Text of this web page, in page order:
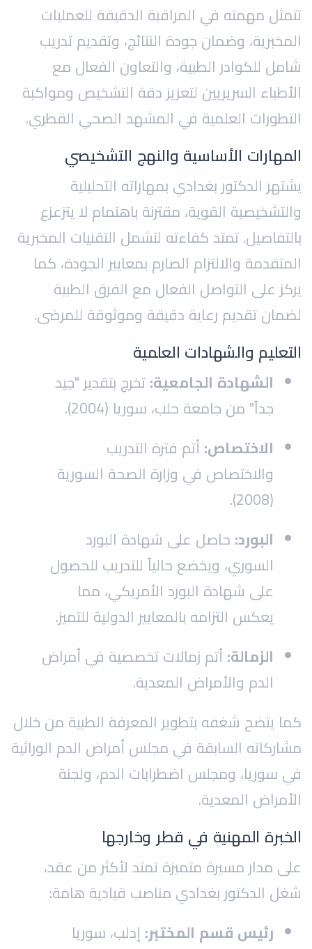
تتمثل مهمته في المراقبة الدقيقة للعمليات
المخبرية، وضمان جودة النتائج، وتقديم تدريب
شامل للكوادر الطبية، والتعاون الفعال مع
الأطباء السريريين لتعزيز دقة التشخيص ومواكبة
التطورات العلمية في المشهد الصحي القطري.
المهارات الأساسية والنهج التشخيصي
يشتهر الدكتور بغدادي بمهاراته التحليلية
والتشخيصية القوية، مقترنة باهتمام لا يتزعزع
بالتفاصيل. تمتد كفاءته لتشمل التقنيات المخبرية
المتقدمة والالتزام الصارم بمعايير الجودة، كما
يركز على التواصل الفعال مع الفرق الطبية
لضمان تقديم رعاية دقيقة وموثوقة للمرضى.
التعليم والشهادات العلمية
الشهادة الجامعية:تخرج بتقدير "جيد
جداً" من جامعة حلب، سوريا (2004).
الاختصاص: أتم فترة التدريب
والاختصاص في وزارة الصحة السورية
(2008).
البورد: حاصل على شهادة البورد
السوري، ويخضع حالياً للتدريب للحصول
على شهادة البورد الأمريكي، مما
يعكس التزامه بالمعايير الدولية للتميز.
الزمالة: أتم زمالات تخصصية في أمراض
الدم والأمراض المعدية.
كما يتضح شغفه بتطوير المعرفة الطبية من خلال
مشاركاته السابقة في مجلس أمراض الدم الوراثية
في سوريا، ومجلس اضطرابات الدم، ولجنة
الأمراض المعدية.
الخبرة المهنية في قطر وخارجها
على مدار مسيرة متميزة تمتد لأكثر من عقد،
شغل الدكتور بغدادي مناصب قيادية هامة:
رئيس قسم المختبر: إدلب، سوريا